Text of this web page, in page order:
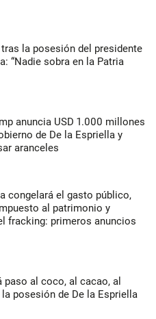
la posesión del presidente
“Nadie sobra en la Patria
anuncia USD 1.000 millones
de De la Espriella y
aranceles
congelará el gasto público,
al patrimonio y
fracking: primeros anuncios
paso al coco, al cacao, al
la posesión de De la Espriella